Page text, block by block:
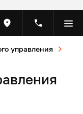
управления